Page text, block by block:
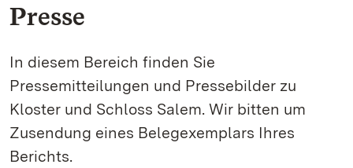
Presse
In diesem Bereich finden Sie
Pressemitteilungen und Pressebilder zu
Kloster und Schloss Salem. Wir bitten um
Zusendung eines Belegexemplars Ihres
Berichts.